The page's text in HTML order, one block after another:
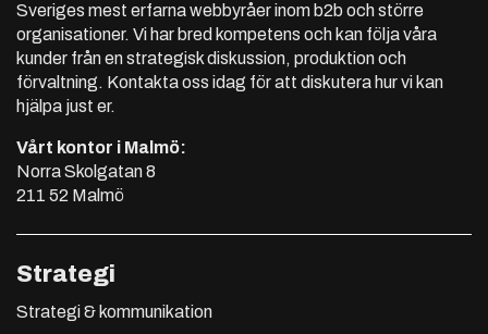
Sveriges mest erfarna webbyråer inom b2b och större
organisationer. Vi har bred kompetens och kan följa våra
kunder från en strategisk diskussion, produktion och
förvaltning. Kontakta oss idag för att diskutera hur vi kan
hjälpa just er.
Vårt kontor i Malmö:
Norra Skolgatan 8
211 52 Malmö
Strategi
Strategi & kommunikation